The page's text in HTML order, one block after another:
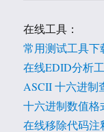
在线工具：
常用测试工具下
在线EDID分析
ASCII 十六进制
十六进制数值格
在线移除代码注